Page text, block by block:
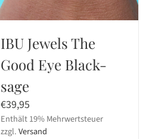
IBU Jewels The
Good Eye Black-
sage
€39,95
Enthält 19% Mehrwertsteuer
zzgl.Versand